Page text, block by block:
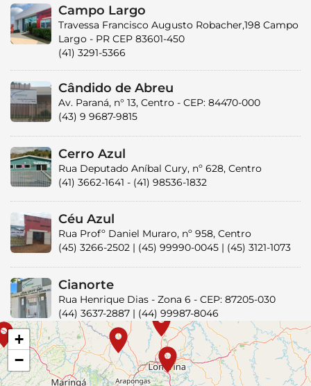
Campo Largo
Travessa Francisco Augusto Robacher,198 Campo
Largo - PR CEP 83601-450
(41) 3291-5366
Cândido de Abreu
Av. Paraná, n° 13, Centro - CEP: 84470-000
(43) 9 9687-9815
Cerro Azul
Rua Deputado Aníbal Cury, nº 628, Centro
(41) 3662-1641 - (41) 98536-1832
Céu Azul
Rua Profº Daniel Muraro, nº 958, Centro
(45) 3266-2502 | (45) 99990-0045 | (45) 3121-1073
Cianorte
Rua Henrique Dias - Zona 6 - CEP: 87205-030
(44) 3637-2887 | (44) 99987-8046
Curitiba
Rua Desembargador Motta, n° 2.080, Batel
(41) 99760-0824 | (41) 99552-0265
+
−